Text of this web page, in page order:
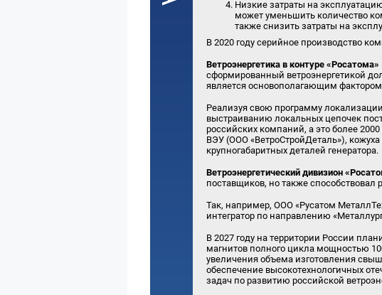
Низкие затраты на
может уменьшить количество
также снизить затраты на
В 2020 году серийное производство
Ветроэнергетика в контуре «Росатома»
сформированный ветроэнергетикой
является основополагающим
Реализуя свою программу
выстраиванию локальных цепочек
российских компаний, а это более
ВЭУ (ООО «ВетроСтройДеталь»),
крупногабаритных деталей генератора.
Ветроэнергетический дивизион
поставщиков, но также
Так, например, ООО «Русатом
интегратор по направлению
В 2027 году на территории России
магнитов полного цикла мощностью
увеличения объема изготовления
обеспечение высокотехнологичных
задач по развитию российской